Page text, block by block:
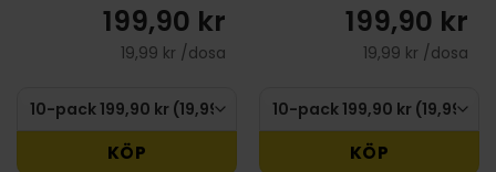
199,90 kr
19,99 kr /dosa
KÖP
199,90 kr
19,99 kr /dosa
KÖP